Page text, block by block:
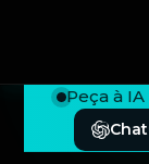
Peça à